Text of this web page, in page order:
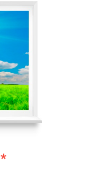
*